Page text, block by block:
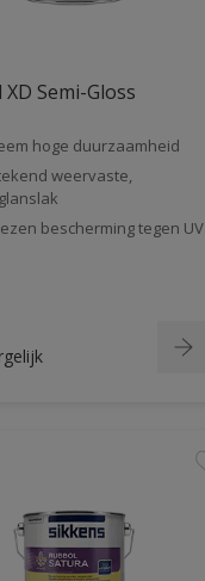
Semi-Gloss
hoge duurzaamheid
weervaste,
bescherming tegen UV